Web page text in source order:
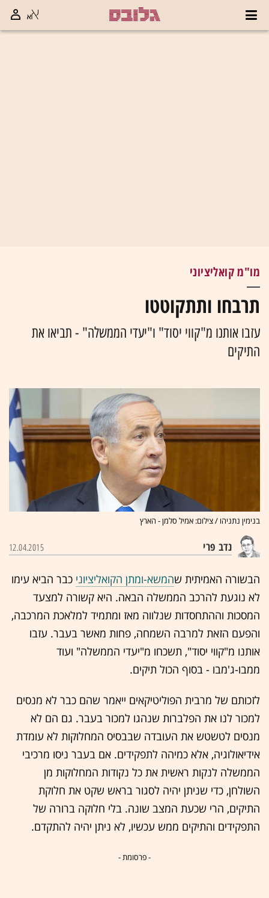
מו"מ קואליציוני
תרבחו ותתקוטטו
עזבו אותנו מ"קווי יסוד" ו"יעדי הממשלה" - תביאו את
התיקים
בנימין נתניהו / צילום: אמיל סלמן - הארץ
נדב פרי 12.04.2015
הבשורה האמיתית שהמשא-ומתן הקואליציוני כבר הביא עימו
לא נוגעת להרכב הממשלה הבאה. היא קשורה למצעד
המסכות וההתחסדות שנלווה מאז ומתמיד למלאכת המרכבה,
והפעם הזאת למרבה השמחה, פחות מאשר בעבר. עזבו
אותנו מ"קווי יסוד", תשכחו מ"יעדי הממשלה" ועוד
ממבו-ג'מבו - בסוף הכול תיקים.
לזכותם של מרבית הפוליטיקאים ייאמר שהם כבר לא מנסים
למכור לנו את הפלברות שנהגו למכור בעבר. גם הם לא
מנסים לטשטש את העובדה שבבסיס המחלוקות לא עומדת
אידיאולוגיה, אלא כמיהה לתפקידים. אם בעבר ניסו מרכיבי
הממשלה לנקות ראשית את כל נקודות המחלוקות מן
השולחן, כדי שניתן יהיה לסגור בראש שקט את חלוקת
התיקים, הרי שכעת המצב שונה. בלי חלוקה ברורה של
התפקידים והתיקים ממש עכשיו, לא ניתן יהיה להתקדם.
- פרסומת -